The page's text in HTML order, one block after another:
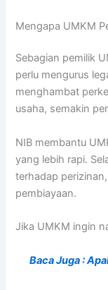
Mengapa UMKM
Sebagian pemilik
perlu mengurus
menghambat
usaha, semakin
NIB membantu
yang lebih rapi.
terhadap
pembiayaan.
Jika UMKM ingin
Baca Juga :